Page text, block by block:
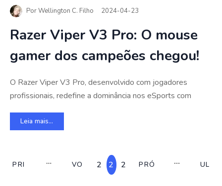
PorWellington C. Filho 2024-04-23
Razer Viper V3 Pro: O mouse
gamer dos campeões chegou!
O Razer Viper V3 Pro, desenvolvido com jogadores
profissionais, redefine a dominância nos eSports com
Leia mais...
PRI
VO
2
2
2
PRÓ
UL